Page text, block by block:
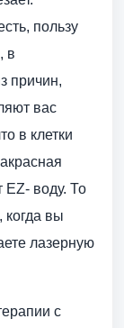
пользу
в
причин,
вас
в клетки
EZ- воду. То
когда вы
лазерную
с